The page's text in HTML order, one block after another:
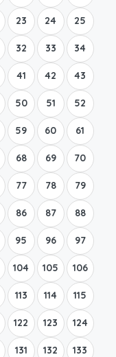
23 24 25
32 33 34
41 42 43
50 51 52
59 60 61
68 69 70
77 78 79
86 87 88
95 96 97
104 105 106
113 114 115
122 123 124
131 132 133